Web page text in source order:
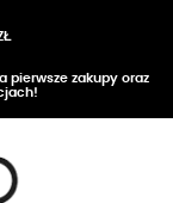
pierwsze zakupy oraz